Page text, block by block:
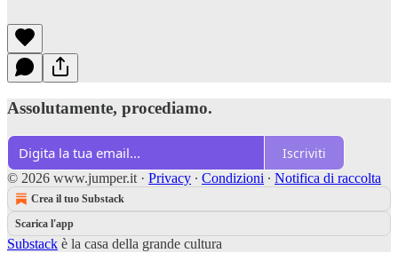
Assolutamente, procediamo.
Iscriviti
© 2026 www.jumper.it · Privacy ∙ Condizioni ∙ Notifica di raccolta
Crea il tuo Substack
Scarica l'app
Substack è la casa della grande cultura